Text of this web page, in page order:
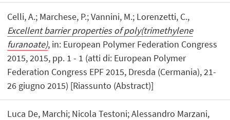
Celli, A.; Marchese, P.; Vannini, M.; Lorenzetti, C.,
Excellent barrier properties of poly(trimethylene
furanoate), in: European Polymer Federation Congress
2015, 2015, pp. 1 - 1 (atti di: European Polymer
Federation Congress EPF 2015, Dresda (Cermania), 21-
26 giugno 2015) [Riassunto (Abstract)]
Luca De, Marchi; Nicola Testoni; Alessandro Marzani,